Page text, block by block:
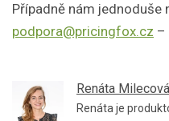
Případně nám jednoduše
podpora@pricingfox.cz –
Renáta Milecová
Renáta je